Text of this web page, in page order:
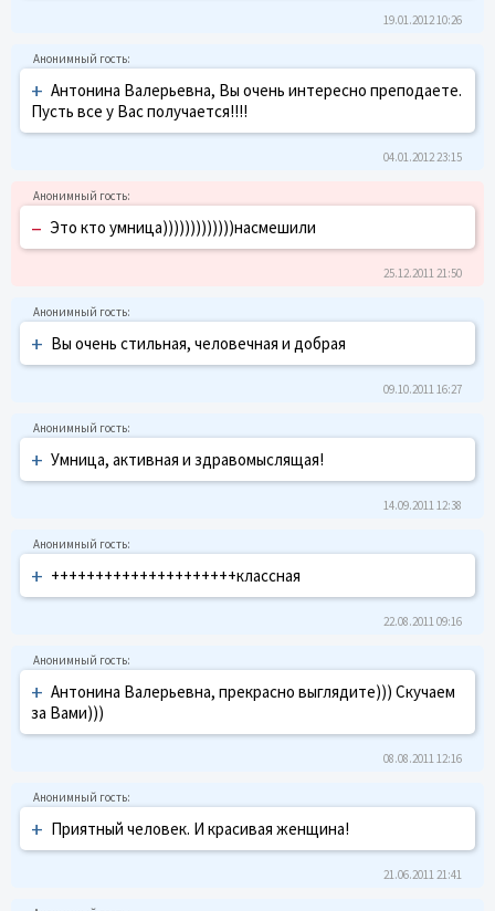
19.01.2012 10:26
+ Антонина Валерьевна, Вы очень интересно преподаете.
Пусть все у Вас получается!!!!
04.01.2012 23:15
– Это кто умница)))))))))))))насмешили
25.12.2011 21:50
+ Вы очень стильная, человечная и добрая
09.10.2011 16:27
+ Умница, активная и здравомыслящая!
14.09.2011 12:38
+ +++++++++++++++++++++классная
22.08.2011 09:16
+ Антонина Валерьевна, прекрасно выглядите))) Скучаем
за Вами)))
08.08.2011 12:16
+ Приятный человек. И красивая женщина!
21.06.2011 21:41